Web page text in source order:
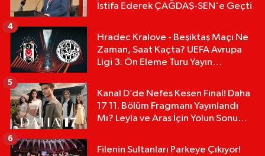
İstifa Ederek ÇAĞDAŞ-SEN'e Geçti
Hradec Kralove - Beşiktaş Maçı Ne
Zaman, Saat Kaçta? UEFA Avrupa
Ligi 3. Ön Eleme Turu Yayın
4
Kanal D’de Nefes Kesen Final! Daha
17 11. Bölüm Fragmanı Yayınlandı
Mı? Leyla ve Aras İçin Yolun Sonu
5
Filenin Sultanları Parkeye Çıkıyor!
6